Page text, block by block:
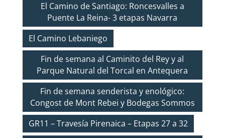
El Camino de Santiago: Roncesvalles a
Puente La Reina- 3 etapas Navarra
El Camino Lebaniego
Fin de semana al Caminito del Rey y al
Parque Natural del Torcal en Antequera
Fin de semana senderista y enológico:
Congost de Mont Rebei y Bodegas Sommos
GR11 – Travesía Pirenaica – Etapas 27 a 32